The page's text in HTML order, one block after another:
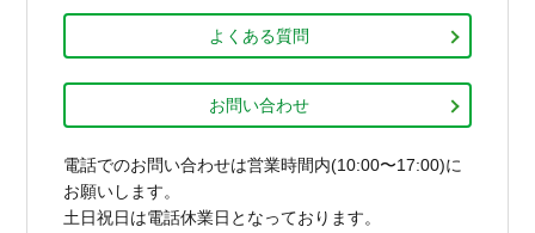
よくある質問
お問い合わせ
電話でのお問い合わせは営業時間内(10:00〜17:00)に
お願いします。
土日祝日は電話休業日となっております。